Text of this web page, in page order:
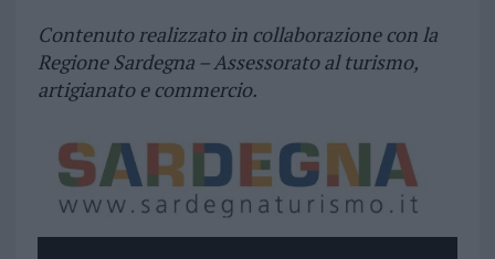
Contenuto realizzato in collaborazione con la
Regione Sardegna – Assessorato al turismo,
artigianato e commercio.